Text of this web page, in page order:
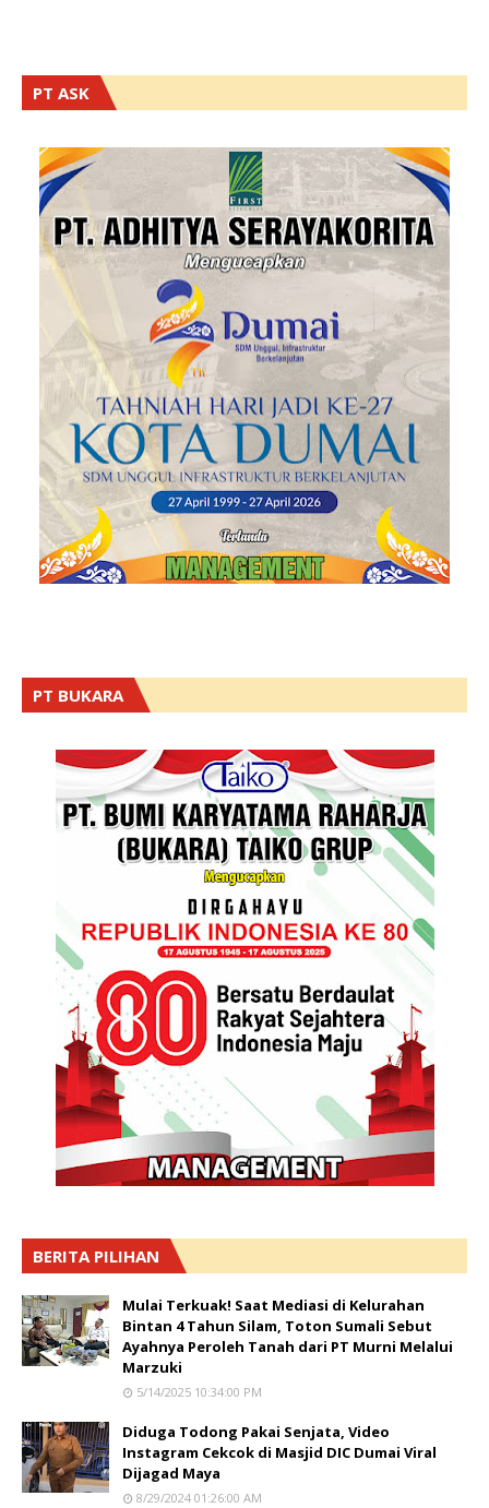
PT ASK
PT BUKARA
BERITA PILIHAN
Mulai Terkuak! Saat Mediasi di Kelurahan
Bintan 4 Tahun Silam, Toton Sumali Sebut
Ayahnya Peroleh Tanah dari PT Murni Melalui
Marzuki
5/14/2025 10:34:00 PM
Diduga Todong Pakai Senjata, Video
Instagram Cekcok di Masjid DIC Dumai Viral
Dijagad Maya
8/29/2024 01:26:00 AM